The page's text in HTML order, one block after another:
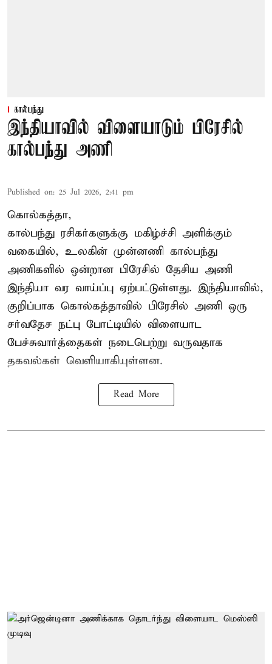
கால்பந்து
இந்தியாவில் விளையாடும் பிரேசில்
கால்பந்து அணி
Published on: 25 Jul 2026, 2:41 pm
கொல்கத்தா,
கால்பந்து ரசிகர்களுக்கு மகிழ்ச்சி அளிக்கும்
வகையில், உலகின் முன்னணி கால்பந்து
அணிகளில் ஒன்றான பிரேசில் தேசிய அணி
இந்தியா வர வாய்ப்பு ஏற்பட்டுள்ளது. இந்தியாவில்,
குறிப்பாக கொல்கத்தாவில் பிரேசில் அணி ஒரு
சர்வதேச நட்பு போட்டியில் விளையாட
பேச்சுவார்த்தைகள் நடைபெற்று வருவதாக
தகவல்கள் வெளியாகியுள்ளன.
Read More